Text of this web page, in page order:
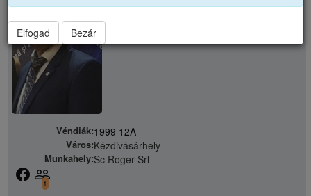
Véndiák:1999 12A
Város:Kézdivásárhely
Munkahely:Sc Roger Srl
facebook people_outline
1
Elfogad Bezár